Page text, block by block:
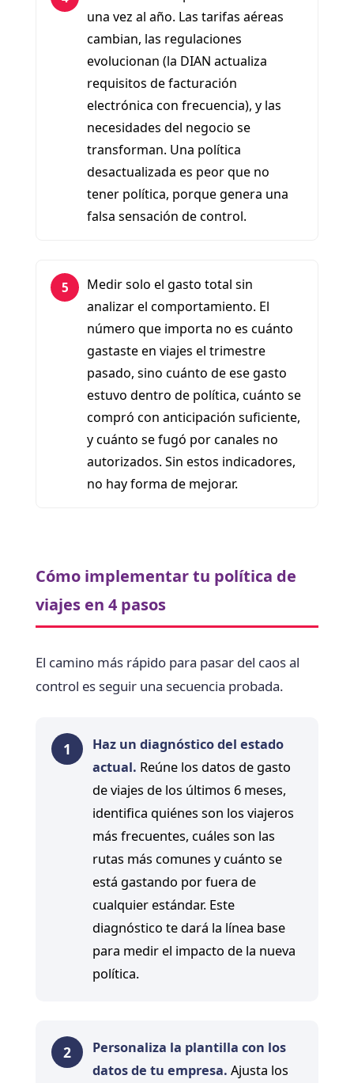
una vez al año. Las tarifas aéreas
cambian, las regulaciones
evolucionan (la DIAN actualiza
requisitos de facturación
electrónica con frecuencia), y las
necesidades del negocio se
transforman. Una política
desactualizada es peor que no
tener política, porque genera una
falsa sensación de control.
5
Medir solo el gasto total sin
analizar el comportamiento. El
número que importa no es cuánto
gastaste en viajes el trimestre
pasado, sino cuánto de ese gasto
estuvo dentro de política, cuánto se
compró con anticipación suficiente,
y cuánto se fugó por canales no
autorizados. Sin estos indicadores,
no hay forma de mejorar.
Cómo implementar tu política de
viajes en 4 pasos
El camino más rápido para pasar del caos al
control es seguir una secuencia probada.
1
Haz un diagnóstico del estado
actual. Reúne los datos de gasto
de viajes de los últimos 6 meses,
identifica quiénes son los viajeros
más frecuentes, cuáles son las
rutas más comunes y cuánto se
está gastando por fuera de
cualquier estándar. Este
diagnóstico te dará la línea base
para medir el impacto de la nueva
política.
2
Personaliza la plantilla con los
datos de tu empresa. Ajusta los